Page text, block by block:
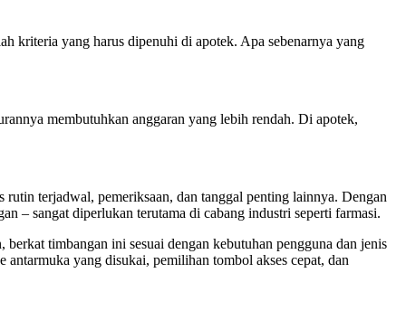
kriteria yang harus dipenuhi di apotek. Apa sebenarnya yang
membutuhkan anggaran yang lebih rendah. Di apotek,
terjadwal, pemeriksaan, dan tanggal penting lainnya. Dengan
– sangat diperlukan terutama di cabang industri seperti farmasi.
timbangan ini sesuai dengan kebutuhan pengguna dan jenis
yang disukai, pemilihan tombol akses cepat, dan